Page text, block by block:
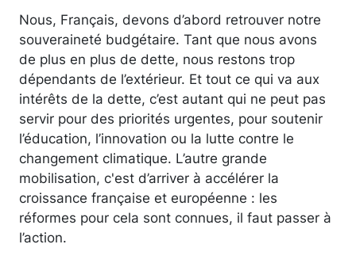
Nous, Français, devons d’abord retrouver notre
souveraineté budgétaire. Tant que nous avons
de plus en plus de dette, nous restons trop
dépendants de l’extérieur. Et tout ce qui va aux
intérêts de la dette, c’est autant qui ne peut pas
servir pour des priorités urgentes, pour soutenir
l’éducation, l’innovation ou la lutte contre le
changement climatique. L’autre grande
mobilisation, c'est d’arriver à accélérer la
croissance française et européenne : les
réformes pour cela sont connues, il faut passer à
l’action.